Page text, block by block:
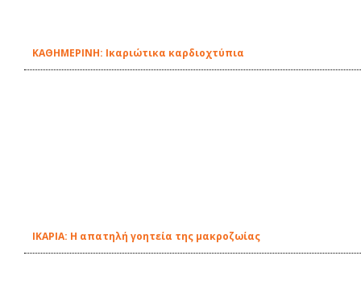
ΚΑΘΗΜΕΡΙΝΗ: Ικαριώτικα καρδιοχτύπια
ΙΚΑΡΙΑ: Η απατηλή γοητεία της μακροζωίας